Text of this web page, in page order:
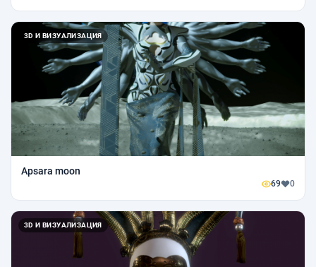
3D И ВИЗУАЛИЗАЦИЯ
Apsara moon
69 0
3D И ВИЗУАЛИЗАЦИЯ